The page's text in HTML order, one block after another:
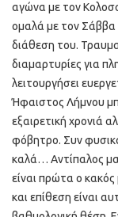
αγώνα με τον
ομαλά με τον Σάββα
διάθεση του.
διαμαρτυρίες για
λειτουργήσει
Ήφαιστος Λήμνου
εξαιρετική χρονιά
φόβητρο. Συν
καλά… Αντίπαλος
είναι πρώτα ο
και επίθεση είναι